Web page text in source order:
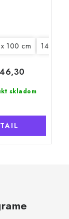
100 cm 140 x
skladom